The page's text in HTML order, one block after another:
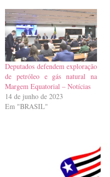
Deputados defendem exploração
de petróleo e gás natural na
Margem Equatorial – Notícias
14 de junho de 2023
Em "BRASIL"